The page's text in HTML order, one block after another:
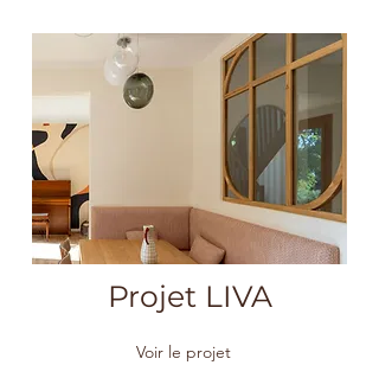
Projet LIVA
Voir le projet